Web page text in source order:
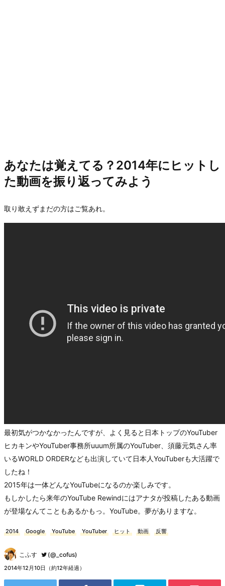
あなたは覚えてる？2014年にヒットし
た動画を振り返ってみよう
取り敢えずまだの方はご覧あれ。
最初気がつかなかったんですが、よく見ると日本トップのYouTuber
ヒカキンやYouTuber事務所uuum所属のYouTuber、須藤元気さん率
いるWORLD ORDERなども出演していて日本人YouTuberも大活躍で
したね！
2015年は一体どんなYouTubeになるのか楽しみです。
もしかしたら来年のYouTube Rewindにはアナタが投稿したある動画
が登場なんてこともあるかもっ。YouTube。夢がありますな。
2014 Google YouTube YouTuber ヒット 動画 反響
こふす (@_cofus)
2014年12月10日（約12年経過）